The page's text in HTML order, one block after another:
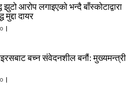
आरोप लगाइएको भन्दै बाँस्कोटाद्वारा
मुद्दा दायर
बच्न संवेदनशील बनौं: मुख्यमन्त्री